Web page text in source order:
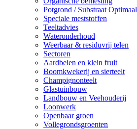
Potgrond / Substraat Optimaal
Speciale meststoffen
Teeltadvies
Wateronderhoud
Weerbaar & residuvrij telen
Sectoren
Aardbeien en klein fruit
Boomkwekerij en sierteelt
Champignonteelt
Glastuinbouw
Landbouw en Veehouderij
Loonwerk
Openbaar groen
Vollegrondsgroenten